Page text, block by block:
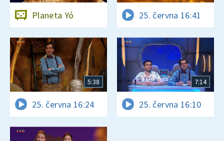
Planeta Yó 25. června 16:41
5:38
25. června 16:24
7:14
25. června 16:10